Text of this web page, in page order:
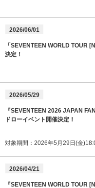
2026/06/01
「SEVENTEEN WORLD TOUR
決定！
2026/05/29
『SEVENTEEN 2026 JAPAN
ドローイベント開催決定！
対象期間：2026年5月29日(金
2026/04/21
『SEVENTEEN WORLD TOUR